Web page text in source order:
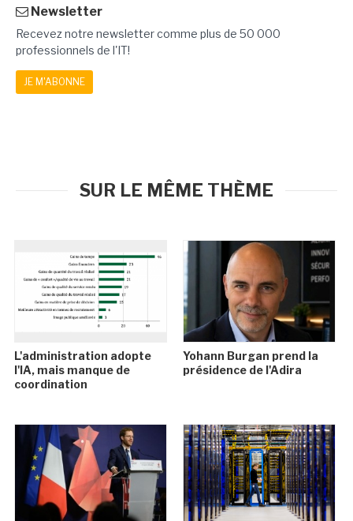
Newsletter
Recevez notre newsletter comme plus de 50 000
professionnels de l'IT!
JE M'ABONNE
SUR LE MÊME THÈME
L'administration adopte
l'IA, mais manque de
coordination
Yohann Burgan prend la
présidence de l'Adira